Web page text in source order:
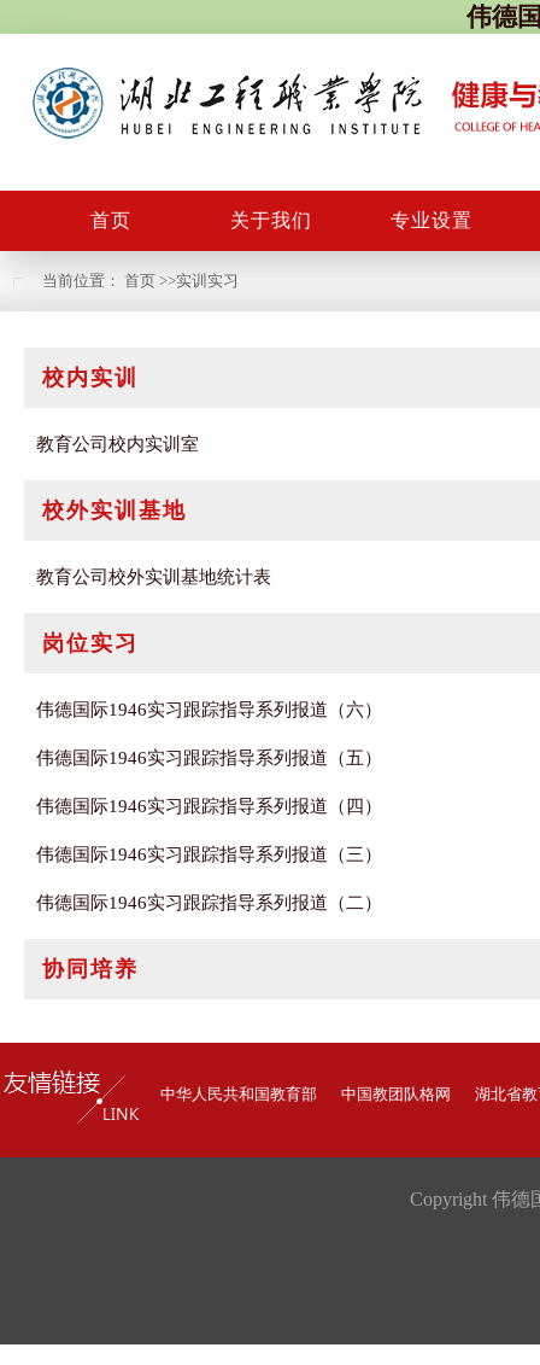
伟德
首页 关于我们 专业设置
当前位置： 首页 >>实训实习
校内实训
教育公司校内实训室
校外实训基地
教育公司校外实训基地统计表
岗位实习
伟德国际1946实习跟踪指导系列报道（六）
伟德国际1946实习跟踪指导系列报道（五）
伟德国际1946实习跟踪指导系列报道（四）
伟德国际1946实习跟踪指导系列报道（三）
伟德国际1946实习跟踪指导系列报道（二）
协同培养
中华人民共和国教育部 中国教团队格网 湖北省
Copyright 伟德